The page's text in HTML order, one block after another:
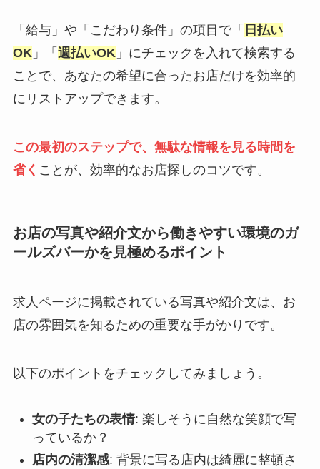
「給与」や「こだわり条件」の項目で「 日払い
OK」「 週払いOK」にチェックを入れて検索する
ことで、あなたの希望に合ったお店だけを効率的
にリストアップできます。
この最初のステップで、無駄な情報を見る時間を
省く ことが、効率的なお店探しのコツです。
お店の写真や紹介文から働きやすい環境のガ
ールズバーかを見極めるポイント
求人ページに掲載されている写真や紹介文は、お
店の雰囲気を知るための重要な手がかりです。
以下のポイントをチェックしてみましょう。
女の子たちの表情: 楽しそうに自然な笑顔で写
っているか？
店内の清潔感: 背景に写る店内は綺麗に整頓さ